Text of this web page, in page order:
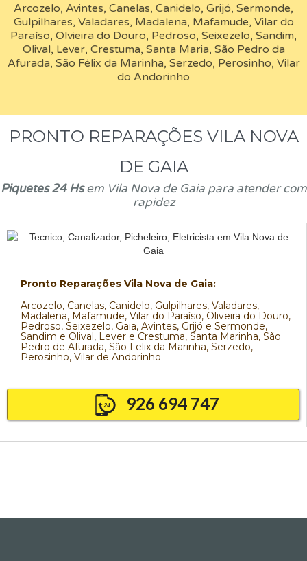
Arcozelo, Avintes, Canelas, Canidelo, Grijó, Sermonde,
Gulpilhares, Valadares, Madalena, Mafamude, Vilar do
Paraíso, Olvieira do Douro, Pedroso, Seixezelo, Sandim,
Olival, Lever, Crestuma, Santa Maria, São Pedro da
Afurada, São Félix da Marinha, Serzedo, Perosinho, Vilar
do Andorinho
PRONTO REPARAÇÕES VILA NOVA
DE GAIA
Piquetes 24 Hsem Vila Nova de Gaia para atender com
rapidez
Pronto Reparações Vila Nova de Gaia:
Arcozelo, Canelas, Canidelo, Gulpilhares, Valadares,
Madalena, Mafamude, Vilar do Paraíso, Oliveira do Douro,
Pedroso, Seixezelo, Gaia, Avintes, Grijó e Sermonde,
Sandim e Olival, Lever e Crestuma, Santa Marinha, São
Pedro de Afurada, São Felix da Marinha, Serzedo,
Perosinho, Vilar de Andorinho
926 694 747